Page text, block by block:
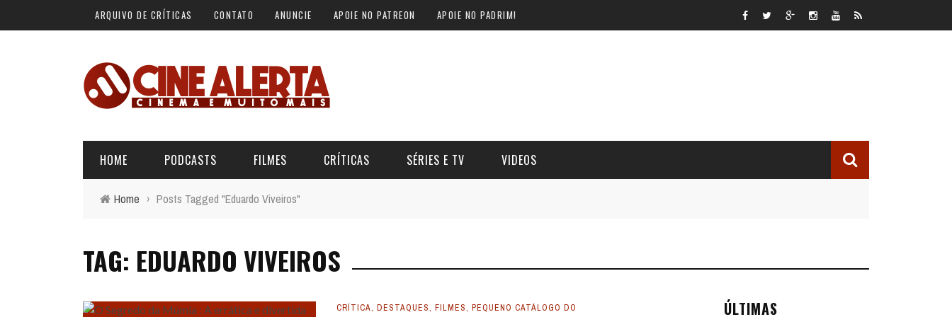
ARQUIVO DE CRÍTICAS CONTATO ANUNCIE APOIE NO PATREON APOIE NO PADRIM!
HOME PODCASTS
ALERTA DE SPOILER
FILMES CRÍTICAS SÉRIES E TV VIDEOS
CINERAMA
Home › Posts Tagged "Eduardo Viveiros"
TAG: EDUARDO VIVEIROS
CRÍTICA, DESTAQUES, FILMES, PEQUENO CATÁLOGO DO
ÚLTIMAS